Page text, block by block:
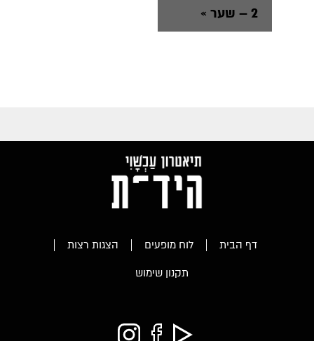
2 – שער
»
דף הבית לוח מופעים
הצגות רצות
תקנון שימוש